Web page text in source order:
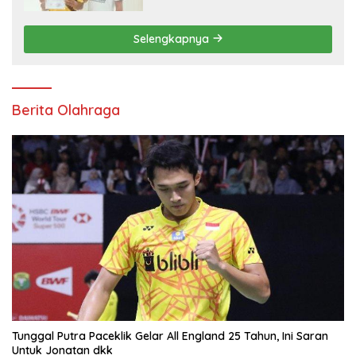
Selengkapnya
Berita Olahraga
Tunggal Putra Paceklik Gelar All England 25 Tahun, Ini Saran
Untuk Jonatan dkk